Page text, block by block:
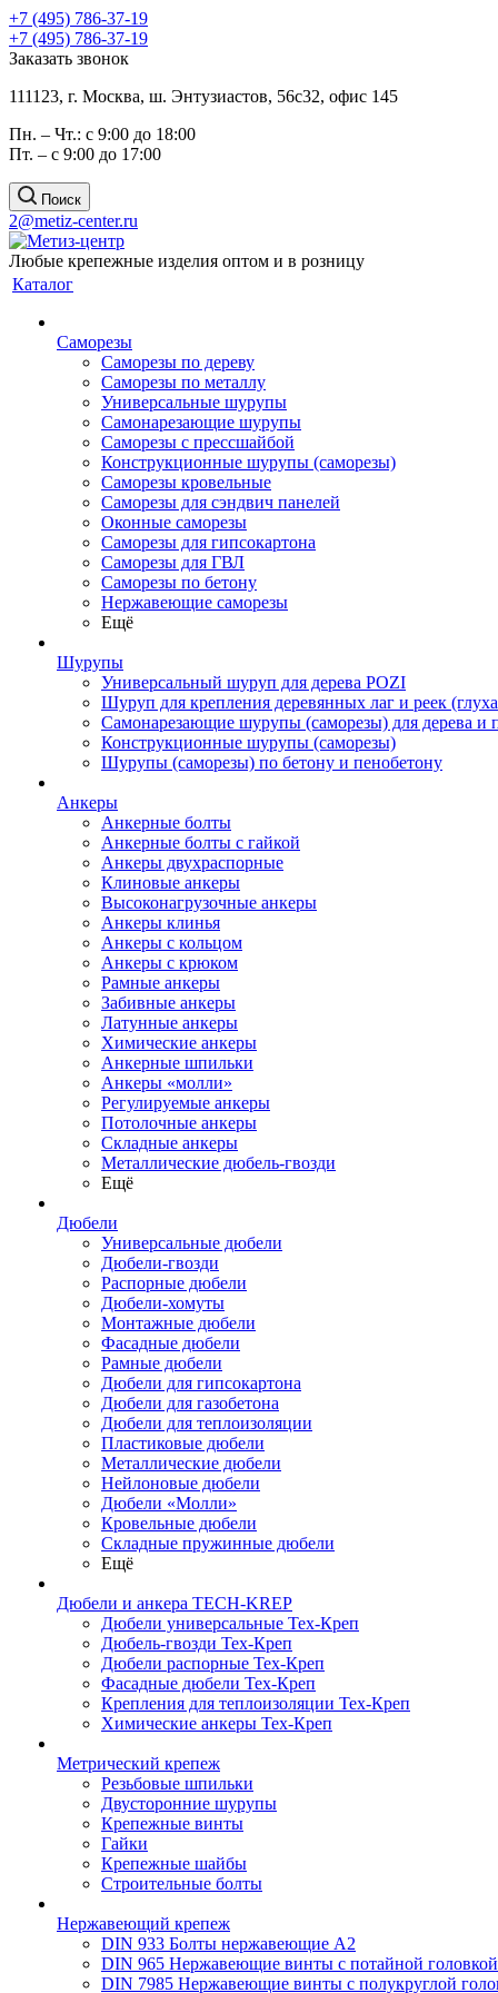
+7 (495) 786-37-19
+7 (495) 786-37-19
Заказать звонок
111123, г. Москва, ш. Энтузиастов, 56с32, офис 145
Пн. – Чт.: с 9:00 до 18:00
Пт. – с 9:00 до 17:00
Поиск
2@metiz-center.ru
Любые крепежные изделия оптом и в розницу
Каталог
Саморезы
Саморезы по дереву
Саморезы по металлу
Универсальные шурупы
Самонарезающие шурупы
Саморезы с прессшайбой
Конструкционные шурупы (саморезы)
Саморезы кровельные
Саморезы для сэндвич панелей
Оконные саморезы
Саморезы для гипсокартона
Саморезы для ГВЛ
Саморезы по бетону
Нержавеющие саморезы
Ещё
Шурупы
Универсальный шуруп для дерева POZI
Шуруп для крепления деревянных лаг и реек
Самонарезающие шурупы (саморезы) для дерева и
Конструкционные шурупы (саморезы)
Шурупы (саморезы) по бетону и пенобетону
Анкеры
Анкерные болты
Анкерные болты с гайкой
Анкеры двухраспорные
Клиновые анкеры
Высоконагрузочные анкеры
Анкеры клинья
Анкеры с кольцом
Анкеры с крюком
Рамные анкеры
Забивные анкеры
Латунные анкеры
Химические анкеры
Анкерные шпильки
Анкеры «молли»
Регулируемые анкеры
Потолочные анкеры
Складные анкеры
Металлические дюбель-гвозди
Ещё
Дюбели
Универсальные дюбели
Дюбели-гвозди
Распорные дюбели
Дюбели-хомуты
Монтажные дюбели
Фасадные дюбели
Рамные дюбели
Дюбели для гипсокартона
Дюбели для газобетона
Дюбели для теплоизоляции
Пластиковые дюбели
Металлические дюбели
Нейлоновые дюбели
Дюбели «Молли»
Кровельные дюбели
Складные пружинные дюбели
Ещё
Дюбели и анкера TECH-KREP
Дюбели универсальные Тех-Креп
Дюбель-гвозди Тех-Креп
Дюбели распорные Тех-Креп
Фасадные дюбели Тех-Креп
Крепления для теплоизоляции Тех-Креп
Химические анкеры Тех-Креп
Метрический крепеж
Резьбовые шпильки
Двусторонние шурупы
Крепежные винты
Гайки
Крепежные шайбы
Строительные болты
Нержавеющий крепеж
DIN 933 Болты нержавеющие А2
DIN 965 Нержавеющие винты с потайной
DIN 7985 Нержавеющие винты с полукруглой